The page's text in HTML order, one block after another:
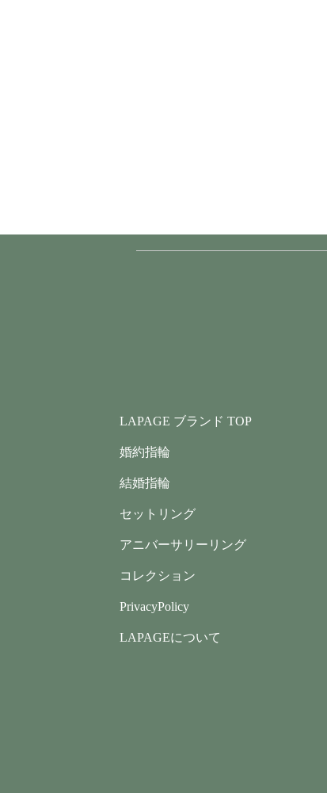
LAPAGE ブランド TOP
婚約指輪
結婚指輪
セットリング
アニバーサリーリング
コレクション
PrivacyPolicy
LAPAGEについて